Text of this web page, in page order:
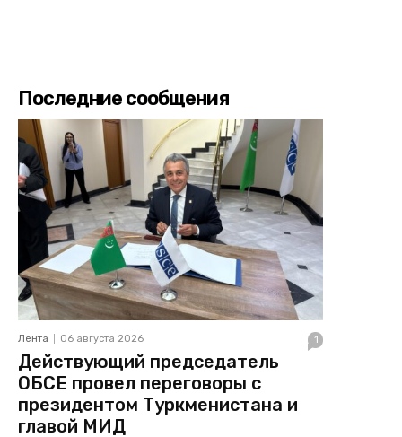
Последние сообщения
Лента 06 августа 2026 1
Действующий председатель
ОБСЕ провел переговоры с
президентом Туркменистана и
главой МИД